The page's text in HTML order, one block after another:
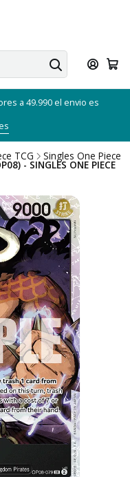
a 49.990 el envio es
TCG Singles One Piece
- SINGLES ONE PIECE